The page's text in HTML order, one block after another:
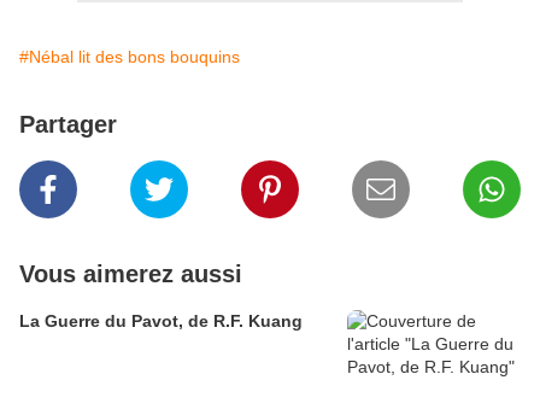
#Nébal lit des bons bouquins
Partager
Vous aimerez aussi
La Guerre du Pavot, de R.F. Kuang